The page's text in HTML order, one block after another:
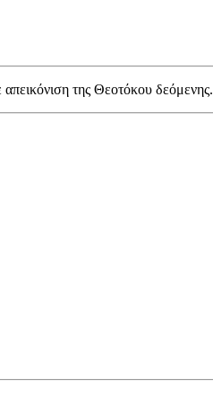
της Θεοτόκου δεόμενης.